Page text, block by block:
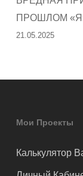
ПРОШЛОМ
21.05.2025
Мои Проекты
Калькулятор